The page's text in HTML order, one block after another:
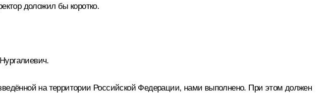
доложил бы коротко.
на территории Российской Федерации, нами выполнено. При этом должен